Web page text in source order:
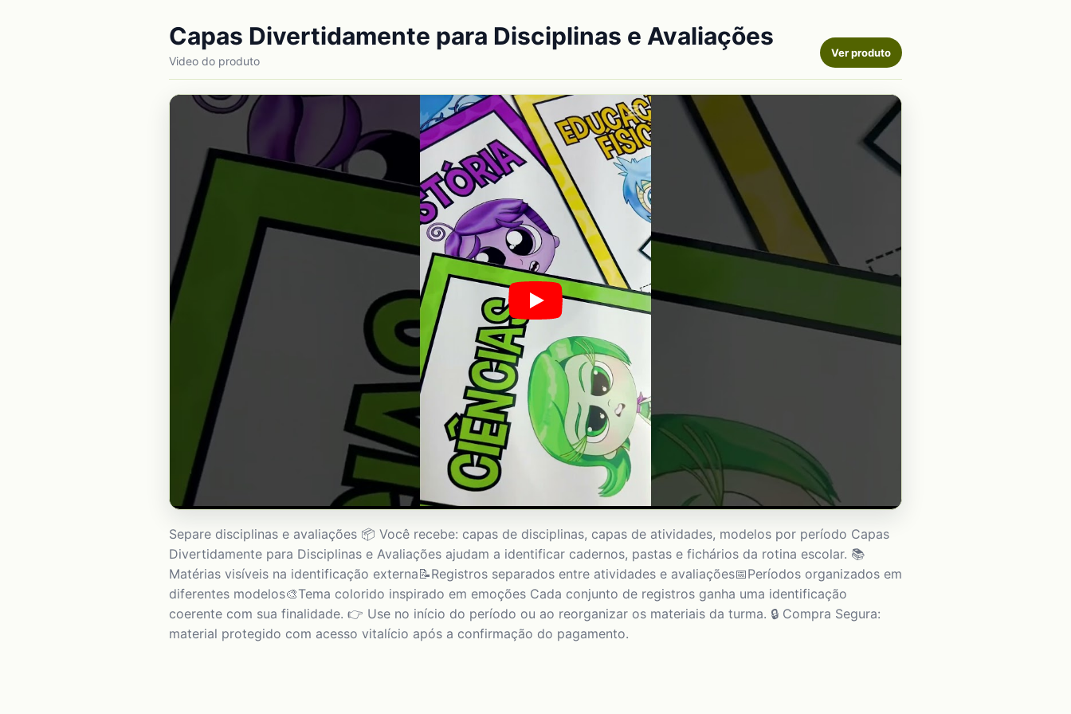
Capas Divertidamente para Disciplinas e Avaliações
Video do produto
Ver produto
Separe disciplinas e avaliações 📦 Você recebe: capas de disciplinas, capas de atividades, modelos por período Capas
Divertidamente para Disciplinas e Avaliações ajudam a identificar cadernos, pastas e fichários da rotina escolar. 📚
Matérias visíveis na identificação externa📝Registros separados entre atividades e avaliações📅Períodos organizados em
diferentes modelos🎨Tema colorido inspirado em emoções Cada conjunto de registros ganha uma identificação
coerente com sua finalidade. 👉 Use no início do período ou ao reorganizar os materiais da turma. 🔒 Compra Segura:
material protegido com acesso vitalício após a confirmação do pagamento.